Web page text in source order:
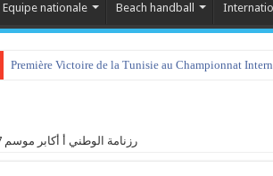
Equipe nationale Beach handball
Première Victoire de la Tunisie au Championnat
رزنامة الوطني أ أكابر موسم 2018/2017